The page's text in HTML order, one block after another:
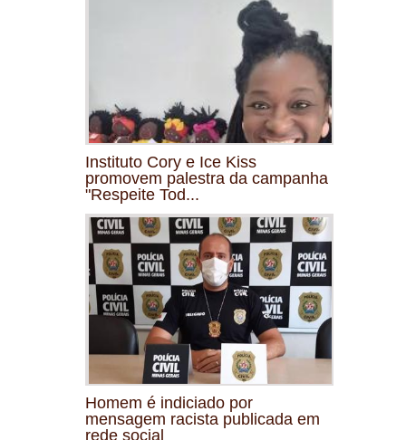
Instituto Cory e Ice Kiss
promovem palestra da campanha
"Respeite Tod...
Homem é indiciado por
mensagem racista publicada em
rede social